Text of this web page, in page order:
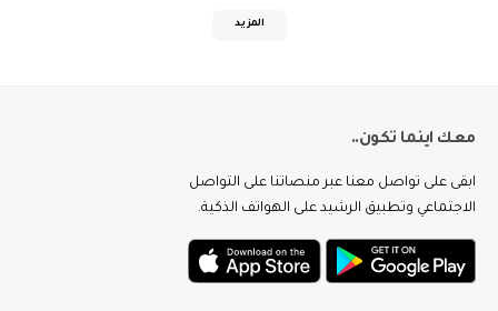
المزيد
معك اينما تكون..
ابقى على تواصل معنا عبر منصاتنا على التواصل
الاجتماعي وتطبيق الرشيد على الهواتف الذكية.